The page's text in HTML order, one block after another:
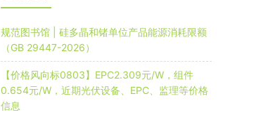
规范图书馆 | 硅多晶和锗单位产品能源消耗限额
（GB 29447-2026）
【价格风向标0803】EPC2.309元/W，组件
0.654元/W，近期光伏设备、EPC、监理等价格
信息